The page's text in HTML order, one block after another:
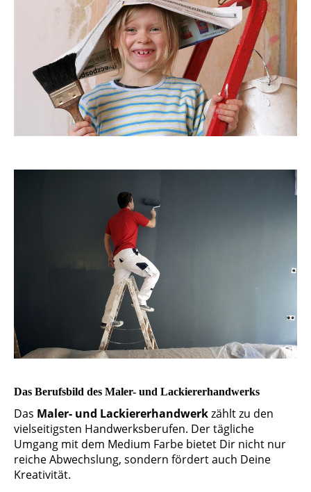
Das Berufsbild des Maler- und Lackiererhandwerks
Das Maler- und Lackiererhandwerkzählt zu den
vielseitigsten Handwerksberufen. Der tägliche
Umgang mit dem Medium Farbe bietet Dir nicht nur
reiche Abwechslung, sondern fördert auch Deine
Kreativität.